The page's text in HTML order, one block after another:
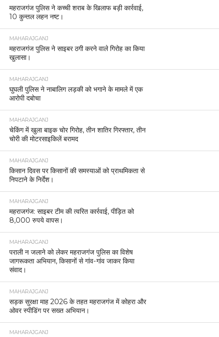
महराजगंज पुलिस ने कच्ची शराब के खिलाफ बड़ी कार्रवाई,
10 कुन्तल लहन नष्ट।
MAHARAJGANJ
महराजगंज पुलिस ने साइबर ठगी करने वाले गिरोह का किया
खुलासा।
MAHARAJGANJ
घुघली पुलिस ने नाबालिग लड़की को भगाने के मामले में एक
आरोपी दबोचा
MAHARAJGANJ
चेकिंग में खुला बाइक चोर गिरोह, तीन शातिर गिरफ्तार, तीन
चोरी की मोटरसाइकिलें बरामद
MAHARAJGANJ
किसान दिवस पर किसानों की समस्याओं को प्राथमिकता से
निपटाने के निर्देश।
MAHARAJGANJ
महराजगंज: साइबर टीम की त्वरित कार्रवाई, पीड़ित को
8,000 रुपये वापस।
MAHARAJGANJ
पराली न जलाने को लेकर महराजगंज पुलिस का विशेष
जागरूकता अभियान, किसानों से गांव-गांव जाकर किया
संवाद।
MAHARAJGANJ
सड़क सुरक्षा माह 2026 के तहत महराजगंज में कोहरा और
ओवर स्पीडिंग पर सख्त अभियान।
MAHARAJGANJ